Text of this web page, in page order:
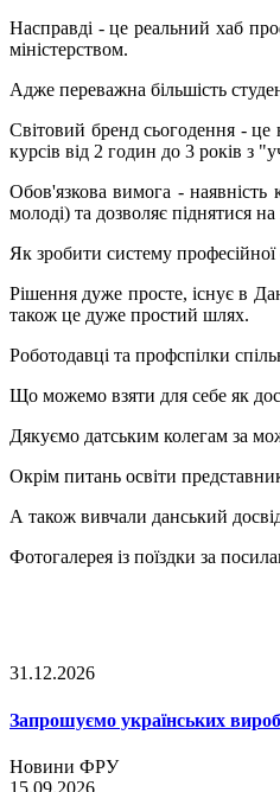
Насправді - це реальний хаб
міністерством.
Адже переважна більшість
Світовий бренд сьогодення -
курсів від 2 годин до 3 років з
Обов'язкова вимога - наявність
молоді) та дозволяє піднятися
Як зробити систему
Рішення дуже просте, існує в
також це дуже простий шлях.
Роботодавці та профспілки
Що можемо взяти для себе як
Дякуємо датським колегам за
Окрім питань освіти
А також вивчали данський
Фотогалерея із поїздки за
31.12.2026
Запрошуємо українських
Новини ФРУ
15.09.2026